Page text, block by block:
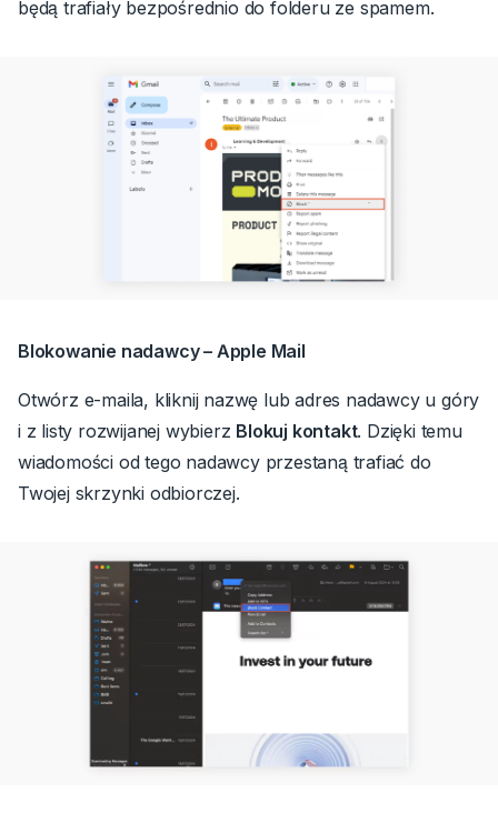
będą trafiały bezpośrednio do folderu ze spamem.
Blokowanie nadawcy – Apple Mail
Otwórz e-maila, kliknij nazwę lub adres nadawcy u góry
i z listy rozwijanej wybierz Blokuj kontakt. Dzięki temu
wiadomości od tego nadawcy przestaną trafiać do
Twojej skrzynki odbiorczej.